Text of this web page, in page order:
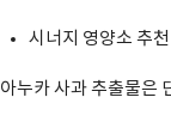
시너지 영양소 추천
아누카 사과 추출물은